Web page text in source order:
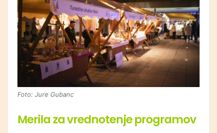
Foto: Jure Gubanc
Merila za vrednotenje programov